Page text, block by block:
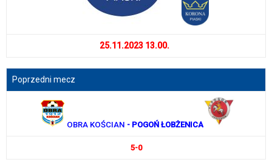
25.11.2023 13.00.
Poprzedni mecz
OBRA KOŚCIAN - POGOŃ ŁOBŻENICA
5-0